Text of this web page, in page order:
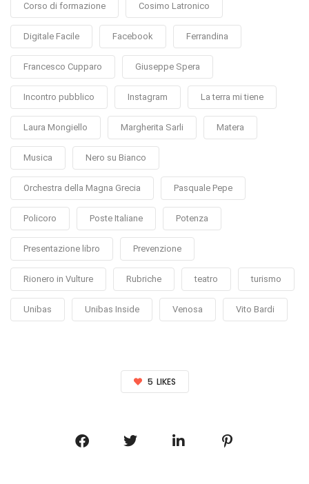
Corso di formazione Cosimo Latronico
Digitale Facile Facebook Ferrandina
Francesco Cupparo Giuseppe Spera
Incontro pubblico Instagram La terra mi tiene
Laura Mongiello Margherita Sarli Matera
Musica Nero su Bianco
Orchestra della Magna Grecia Pasquale Pepe
Policoro Poste Italiane Potenza
Presentazione libro Prevenzione
Rionero in Vulture Rubriche teatro turismo
Unibas Unibas Inside Venosa Vito Bardi
5 LIKES